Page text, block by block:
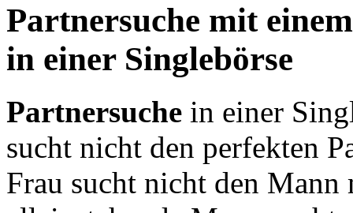
Partnersuche mit
in einer Singlebörse
Partnersuche in einer
sucht nicht den perfekten
Frau sucht nicht den